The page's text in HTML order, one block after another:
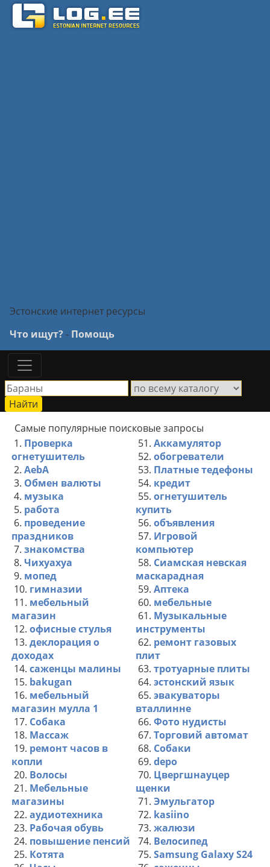
Эстонские интернет ресурсы
Что ищут?- Помощь
Самые популярные поисковые запросы
1. Проверка
огнетушитель
2. AebA
3. Обмен валюты
4. музыка
5. работа
6. проведение
праздников
7. знакомства
8. Чихуахуа
9. мопед
10. гимназии
11. мебельный
магазин
12. офисные стулья
13. деклорация о
доходах
14. саженцы малины
15. bakugan
16. мебельный
магазин мулла 1
17. Собака
18. Массаж
19. ремонт часов в
копли
20. Волосы
21. Мебельные
магазины
22. аудиотехника
23. Рабочая обувь
24. повышение пенсий
25. Котята
51. Аккамулятор
52. обогреватели
53. Платные тедефоны
54. кредит
55. огнетушитель
купить
56. объявления
57. Игровой
компьютер
58. Сиамская невская
маскарадная
59. Аптека
60. мебельные
61. Музыкальные
инструменты
62. ремонт газовых
плит
63. тротуарные плиты
64. эстонский язык
65. эвакуваторы
вталлинне
66. Фото нудисты
67. Торговий автомат
68. Собаки
69. depo
70. Цвергшнауцер
щенки
71. Эмульгатор
72. kasiino
73. жалюзи
74. Велосипед
75. Samsung Galaxy S24